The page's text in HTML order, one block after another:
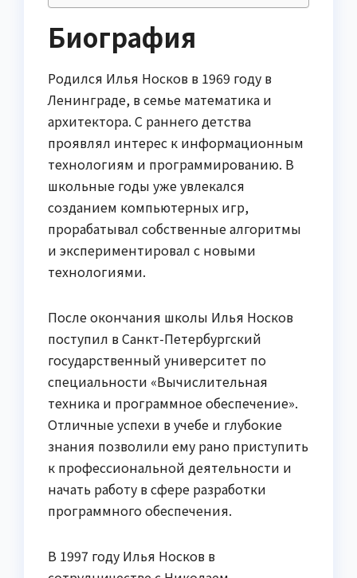
Биография
Родился Илья Носков в 1969 году в
Ленинграде, в семье математика и
архитектора. С раннего детства
проявлял интерес к информационным
технологиям и программированию. В
школьные годы уже увлекался
созданием компьютерных игр,
прорабатывал собственные алгоритмы
и экспериментировал с новыми
технологиями.
После окончания школы Илья Носков
поступил в Санкт-Петербургский
государственный университет по
специальности «Вычислительная
техника и программное обеспечение».
Отличные успехи в учебе и глубокие
знания позволили ему рано приступить
к профессиональной деятельности и
начать работу в сфере разработки
программного обеспечения.
В 1997 году Илья Носков в